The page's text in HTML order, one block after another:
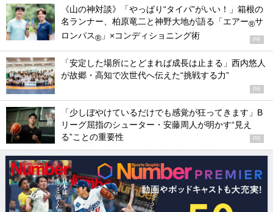
《山の神対談》「やっぱり“タイパ”がいい！」箱根の
名ランナー、柏原竜二と神野大地が語る「エアー®サ
ロンパス® 」×コンディショニング術 PR
「安定した場所にとどまれば成長は止まる」西内悠人
が故郷・高知で次世代へ伝えた“挑戦する力”
PR
「少しぼやけているだけでも感覚が狂ってきます」B
リーグ屈指のシューター・安藤周人が明かす“見え
る”ことの重要性
PR